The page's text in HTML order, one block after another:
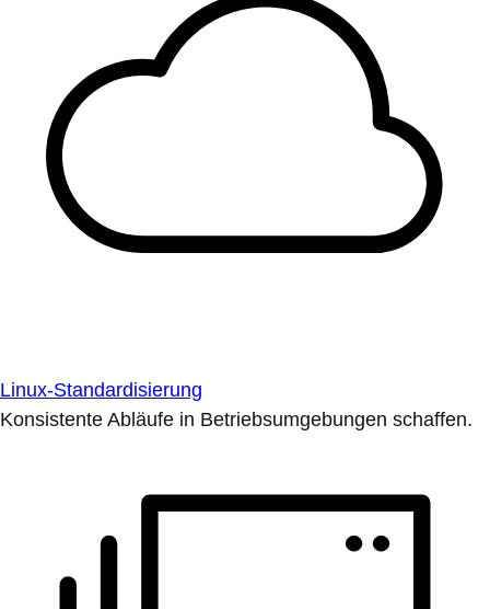
Linux-Standardisierung
Konsistente Abläufe in Betriebsumgebungen schaffen.